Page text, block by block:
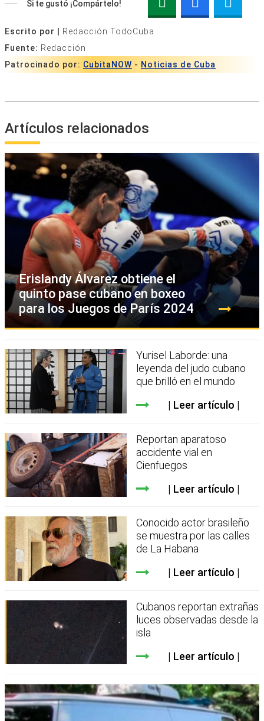
Si te gustó ¡Compártelo!
Escrito por |
Redacción TodoCuba
Fuente: Redacción
Patrocinado por: CubitaNOW - Noticias de Cuba
Artículos relacionados
Erislandy Álvarez obtiene el
quinto pase cubano en boxeo
para los Juegos de París 2024
Yurisel Laborde: una
leyenda del judo cubano
que brilló en el mundo
Leer artículo
Reportan aparatoso
accidente vial en
Cienfuegos
Leer artículo
Conocido actor brasileño
se muestra por las calles
de La Habana
Leer artículo
Cubanos reportan extrañas
luces observadas desde la
isla
Leer artículo